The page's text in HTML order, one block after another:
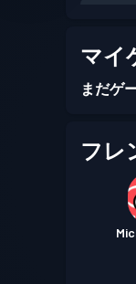
バト
プ
マイ
まだゲ
フレ